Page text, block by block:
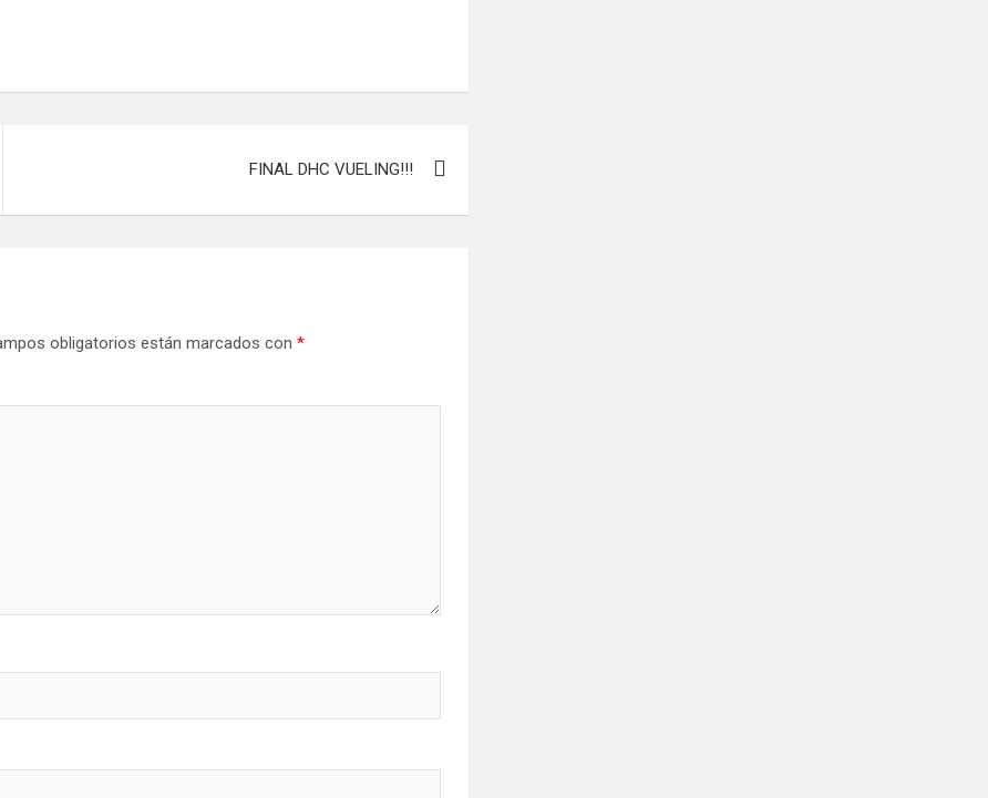
FINAL DHC VUELING!!!
obligatorios están marcados con *